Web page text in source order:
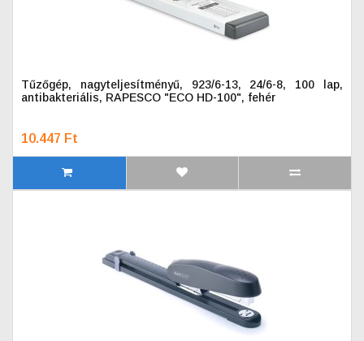
Tűzőgép, nagyteljesítményű, 923/6-13, 24/6-8, 100 lap,
antibakteriális, RAPESCO "ECO HD-100", fehér
10.447 Ft